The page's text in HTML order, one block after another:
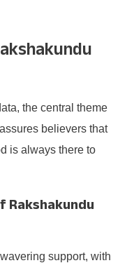
the central theme
believers that
is always there to
Rakshakundu
support, with